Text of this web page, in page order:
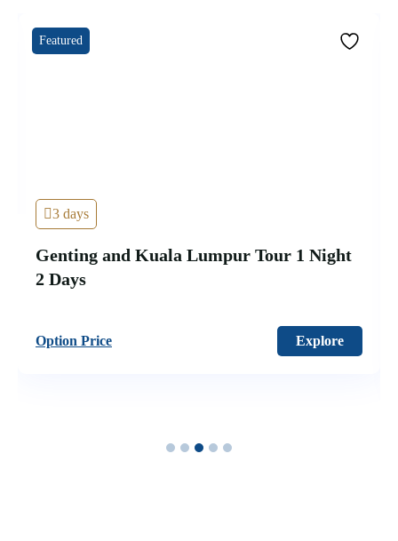
Featured
3 days
Malaysia – KL, Genting & Highland 3
Days 2 Night
Explore